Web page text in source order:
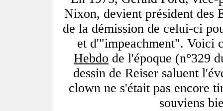
Nixon, devient président des
de la démission de celui-ci
et d'"impeachment". Voici
Hebdo de l'époque (n°329
dessin de Reiser saluent
clown ne s'était pas encore
souviens